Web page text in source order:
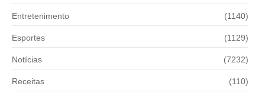
Entretenimento (1140)
Esportes (1129)
Notícias (7232)
Receitas (110)